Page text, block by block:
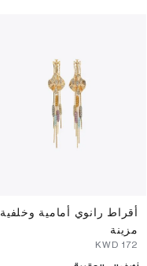
أقراط رانوي أمامية وخلفية
مزينة